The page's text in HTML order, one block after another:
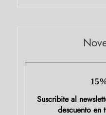
Suscribite al
descuento en